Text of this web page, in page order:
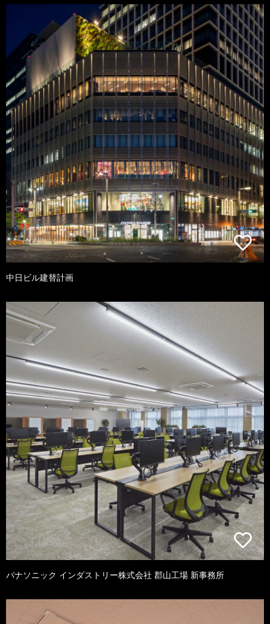
中日ビル建替計画
パナソニック インダストリー株式会社 郡山工場 新事務所